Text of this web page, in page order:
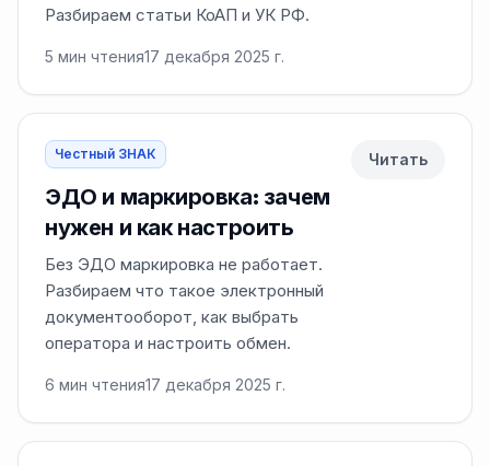
Разбираем статьи КоАП и УК РФ.
5 мин чтения17 декабря 2025 г.
Честный ЗНАК
ЭДО и маркировка: зачем
нужен и как настроить
Без ЭДО маркировка не работает.
Разбираем что такое электронный
документооборот, как выбрать
оператора и настроить обмен.
6 мин чтения17 декабря 2025 г.
Читать